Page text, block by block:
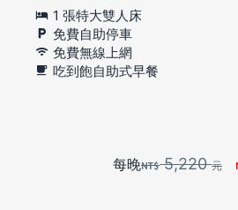
1 張特大雙人床
免費自助停車
免費無線上網
吃到飽自助式早餐
每晚 5,220元